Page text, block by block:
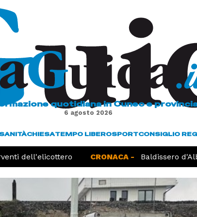
quotidiana in Cuneo e
6 agosto 2026
CHIESATEMPO LIBEROSPORTCONSIGLIO
dell'elicottero CRONACA - Baldissero